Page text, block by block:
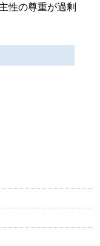
性の尊重が過剰